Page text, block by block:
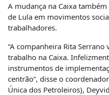
A mudança na Caixa
de Lula em movimentos
trabalhadores.
“A companheira Rita
trabalho na Caixa.
instrumentos de
centrão”, disse o
Única dos Petroleiros),